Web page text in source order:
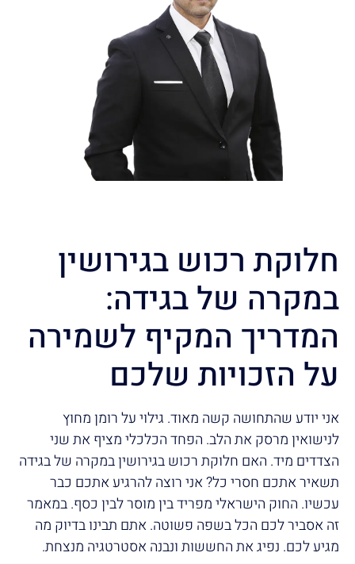
חלוקת רכוש בגירושין
במקרה של בגידה:
המדריך המקיף לשמירה
על הזכויות שלכם
אני יודע שהתחושה קשה מאוד. גילוי על רומן מחוץ
לנישואין מרסק את הלב. הפחד הכלכלי מציף את שני
הצדדים מיד. האם חלוקת רכוש בגירושין במקרה של בגידה
תשאיר אתכם חסרי כל? אני רוצה להרגיע אתכם כבר
עכשיו. החוק הישראלי מפריד בין מוסר לבין כסף. במאמר
זה אסביר לכם הכל בשפה פשוטה. אתם תבינו בדיוק מה
מגיע לכם. נפיג את החששות ונבנה אסטרטגיה מנצחת.